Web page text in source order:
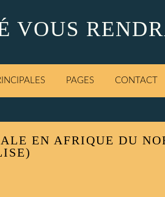
VOUS
PAGES CONTACT
EN AFRIQUE DU